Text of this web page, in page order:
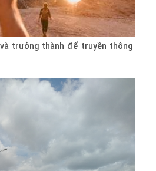
trưởng thành để truyền thông